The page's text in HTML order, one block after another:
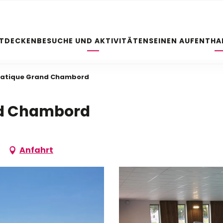
BESUCHE UND AKTIVITÄTENSEINEN
Grand Chambord
Chambord
Anfahrt